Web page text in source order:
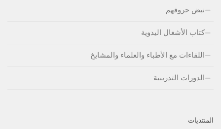
نبض حروفهم
كتاب الأشغال اليدوية
اللقاءات مع الأطباء والعلماء والمشايخ
الدورات التدريبية
المنتديات